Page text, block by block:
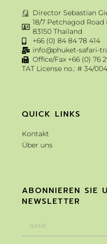
Director Sebastian
18/7 Petchagod
83150 Thailand
+66 (0) 84 84 78 414
info@phuket-safari-
Office/Fax +66 (0) 76
TAT License no.: # 34/
QUICK LINKS
Kontakt
Über uns
ABONNIEREN SIE
NEWSLETTER